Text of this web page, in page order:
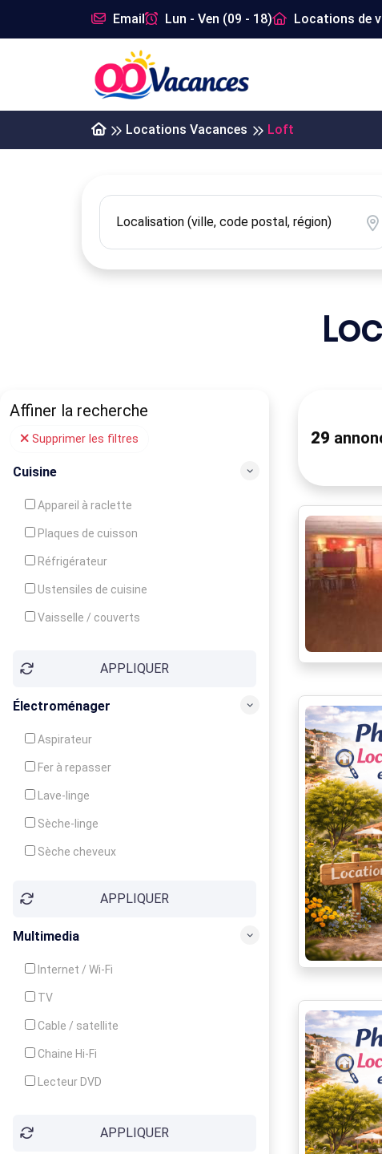
Email Lun - Ven (09 - 18) Locations de
Locations Vacances Loft
Affiner la recherche
Supprimer les filtres
Cuisine
Appareil à raclette
Plaques de cuisson
Réfrigérateur
Ustensiles de cuisine
Vaisselle / couverts
Congélateur
APPLIQUER
Électroménager
Aspirateur
Fer à repasser
Lave-linge
Sèche-linge
Sèche cheveux
APPLIQUER
Multimedia
Internet / Wi-Fi
TV
Cable / satellite
Chaine Hi-Fi
Lecteur DVD
APPLIQUER
29